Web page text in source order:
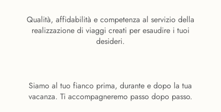
Qualità, affidabilità e competenza al servizio della
realizzazione di viaggi creati per esaudire i tuoi
desideri.
Siamo al tuo fianco prima, durante e dopo la tua
vacanza. Ti accompagneremo passo dopo passo.